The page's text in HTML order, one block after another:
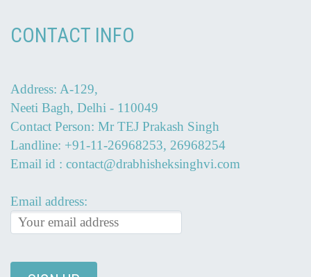
CONTACT INFO
Address: A-129,
Neeti Bagh, Delhi - 110049
Contact Person: Mr TEJ Prakash Singh
Landline: +91-11-26968253, 26968254
Email id : contact@drabhisheksinghvi.com
Email address: